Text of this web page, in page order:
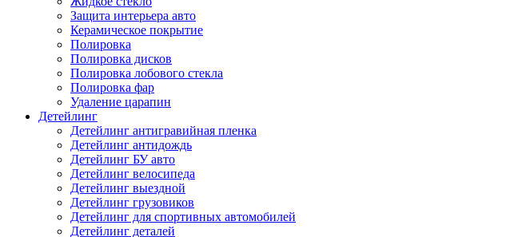
Защита интерьера авто
Керамическое покрытие
Полировка
Полировка дисков
Полировка лобового стекла
Полировка фар
Удаление царапин
Детейлинг
Детейлинг антигравийная пленка
Детейлинг антидождь
Детейлинг БУ авто
Детейлинг велосипеда
Детейлинг выездной
Детейлинг грузовиков
Детейлинг для спортивных автомобилей
Детейлинг деталей